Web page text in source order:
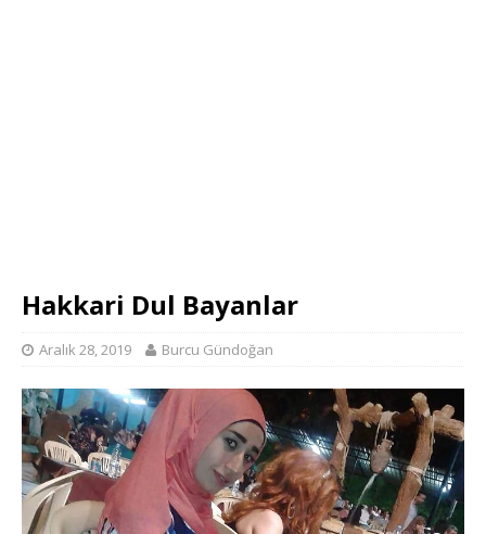
Hakkari Dul Bayanlar
Aralık 28, 2019 Burcu Gündoğan